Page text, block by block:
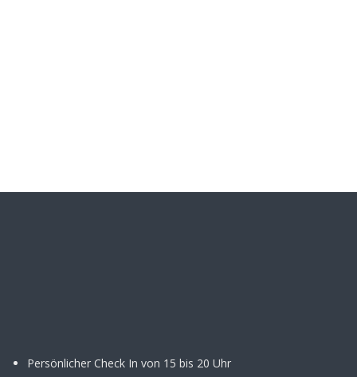
Persönlicher Check In von 15 bis 20 Uhr